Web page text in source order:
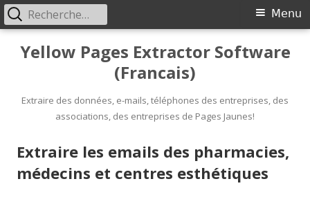
SkipYellow Pages Extractor Software
(Francais)
Extraire des données, e-mails, téléphones des entreprises, des
associations, des entreprises de Pages Jaunes!
Primary
Menu
Menu
Rechercher :
Extraire les emails des pharmacies,
médecins et centres esthétiques